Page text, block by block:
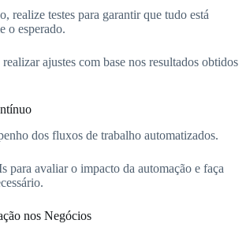
realize testes para garantir que tudo está
o esperado.
ajustes com base nos resultados obtidos
dos fluxos de trabalho automatizados.
para avaliar o impacto da automação e faça
nos Negócios